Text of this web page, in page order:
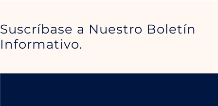
Suscríbase a Nuestro Boletín
Informativo.